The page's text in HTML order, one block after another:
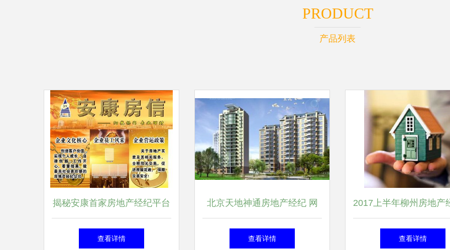
PRODUCT
产品列表
揭秘安康首家房地产经纪平台
房信如何重塑本地市场新生态
查看详情
北京天地神通房地产经纪 网
邻通赋能，开启智慧房产新篇
查看详情
2017上半年柳州房地产
构检查 4家中介被点
查看详情